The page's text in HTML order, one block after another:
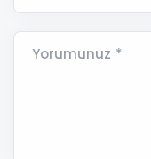
Yorumunuz *